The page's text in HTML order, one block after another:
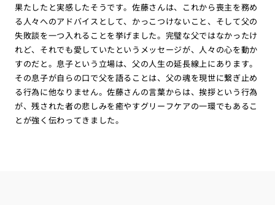
果たしたと実感したそうです。佐藤さんは、これから喪主を務め
る人々へのアドバイスとして、かっこつけないこと、そして父の
失敗談を一つ入れることを挙げました。完璧な父ではなかったけ
れど、それでも愛していたというメッセージが、人々の心を動か
すのだと。息子という立場は、父の人生の延長線上にあります。
その息子が自らの口で父を語ることは、父の魂を現世に繋ぎ止め
る行為に他なりません。佐藤さんの言葉からは、挨拶という行為
が、残された者の悲しみを癒やすグリーフケアの一環でもあるこ
とが強く伝わってきました。